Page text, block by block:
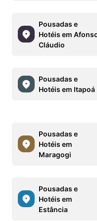
Pousadas e
Hotéis em
Cláudio
Pousadas e
Hotéis em Itapoá
Pousadas e
Hotéis em
Maragogi
Pousadas e
Hotéis em
Estância